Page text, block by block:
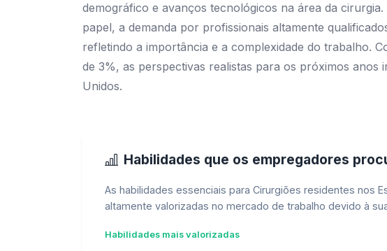
demográfico e avanços tecnológicos na área da
papel, a demanda por profissionais altamente
refletindo a importância e a complexidade do trabalho.
de 3%, as perspectivas realistas para os próximos
Unidos.
Habilidades que os empregadores
As habilidades essenciais para Cirurgiões residentes nos
altamente valorizadas no mercado de trabalho devido à
Habilidades mais valorizadas